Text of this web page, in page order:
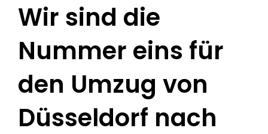
Wir sind die
Nummer eins für
den Umzug von
Düsseldorf nach